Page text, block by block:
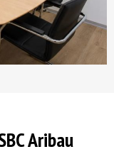
Aribau